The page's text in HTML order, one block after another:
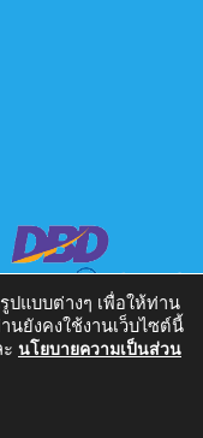
Tours Co.,Ltd. | All
ปแบบต่างๆ เพื่อให้ท่าน
ยังคงใช้งานเว็บไซต์นี้
นโยบายความเป็นส่วน